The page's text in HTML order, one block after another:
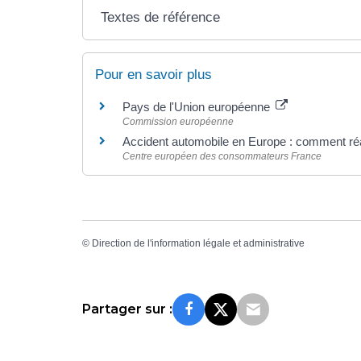
Textes de référence
Pour en savoir plus
Pays de l'Union européenne
Commission européenne
Accident automobile en Europe : comment
Centre européen des consommateurs France
© Direction de l'information légale et administrative
Partager sur :